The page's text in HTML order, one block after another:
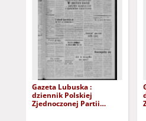
Gazeta Lubuska :
dziennik Polskiej
Zjednoczonej Partii